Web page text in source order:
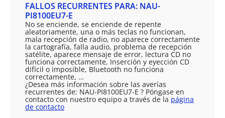
FALLOS RECURRENTES PARA: NAU-
PI8100EU7-E
No se enciende, se enciende de repente
aleatoriamente, una o más teclas no funcionan,
mala recepción de radio, no aparece correctamente
la cartografía, falla audio, problema de recepción
satélite, aparece mensaje de error, lectura CD no
funciona correctamente, Inserción y eyección CD
difícil o imposible, Bluetooth no funciona
correctamente, …
¿Desea más información sobre las averías
recurrentes de: NAU-PI8100EU7-E ? Póngase en
contacto con nuestro equipo a través de la página
de contacto